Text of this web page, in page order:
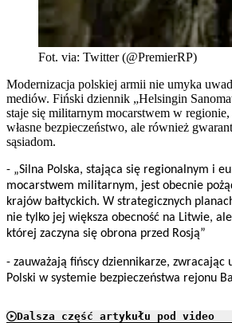
Fot. via: Twitter (@PremierRP)
Modernizacja polskiej armii nie umyka
mediów. Fiński dziennik „Helsingin
staje się militarnym mocarstwem w
własne bezpieczeństwo, ale również
sąsiadom.
- „Silna Polska, stająca się regionalnym i
mocarstwem militarnym, jest obecnie
krajów bałtyckich. W strategicznych
nie tylko jej większa obecność na Litwie,
której zaczyna się obrona przed Rosją”
- zauważają fińscy dziennikarze, zwracając
Polski w systemie bezpieczeństwa rejonu
Dalsza część artykułu pod video